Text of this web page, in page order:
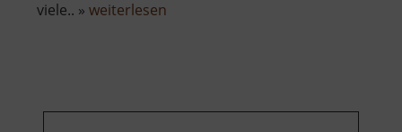
viele.. » weiterlesen